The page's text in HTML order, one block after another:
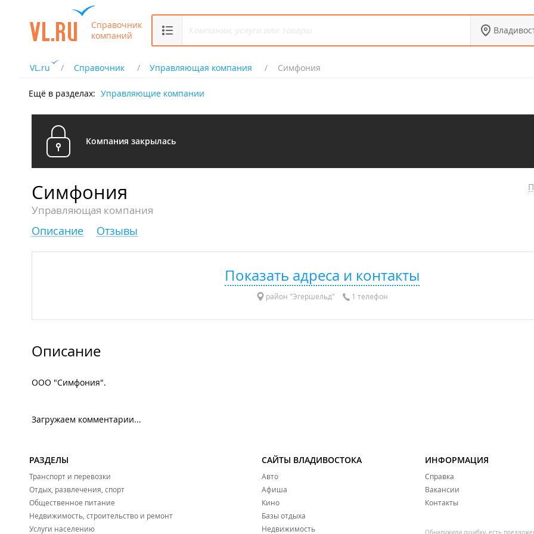
Справочник
компаний
VL.ru Справочник Управляющая компания Симфония
Ещё в разделах: Управляющие компании
Компания закрылась
Симфония
Управляющая компания
Описание Отзывы
Показать адреса и контакты
район "Эгершельд" 1 телефон
Описание
ООО "Симфония".
Загружаем комментарии...
РАЗДЕЛЫ
Транспорт и перевозки
Отдых, развлечения, спорт
Общественное питание
Недвижимость, строительство и ремонт
Услуги населению
САЙТЫ ВЛАДИВОСТОКА
Авто
Афиша
Кино
Базы отдыха
Недвижимость
ИНФОРМАЦИЯ
Справка
Вакансии
Контакты